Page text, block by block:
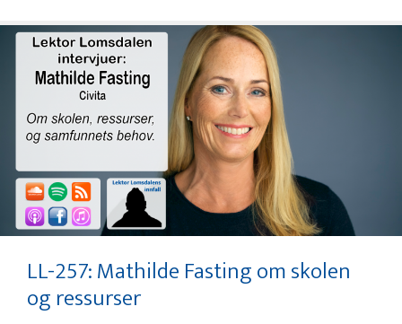
LL-257: Mathilde Fasting om skolen
og ressurser